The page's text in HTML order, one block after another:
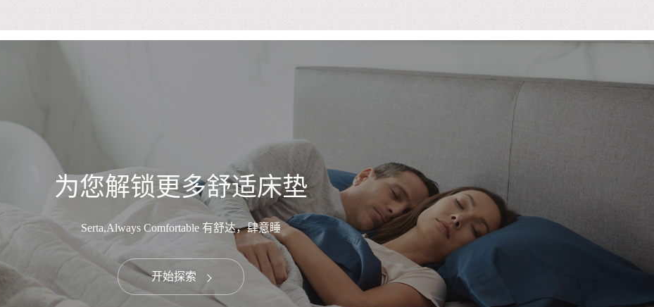
为您解锁更多舒适床垫
Serta,Always Comfortable 有舒达，肆意睡
开始探索